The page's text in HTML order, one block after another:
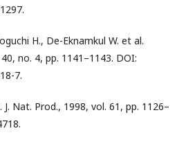
H., De-Eknamkul W. et al.
no. 4, pp. 1141–1143. DOI:
7.
J. Nat. Prod., 1998, vol. 61, pp. 1126–